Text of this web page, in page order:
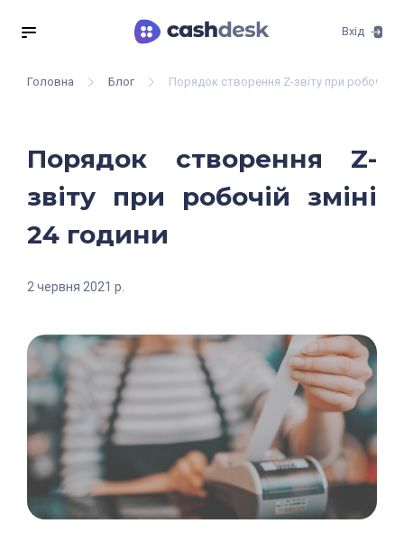
Вхід
Головна Блог Порядок створення Z-звіту при робочій
Порядок створення Z-
звіту при робочій зміні
24 години
2 червня 2021 р.